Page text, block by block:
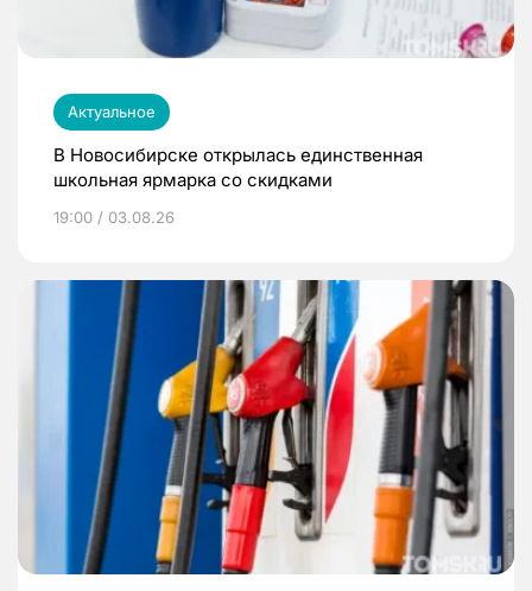
Актуальное
В Новосибирске открылась единственная
школьная ярмарка со скидками
19:00 / 03.08.26